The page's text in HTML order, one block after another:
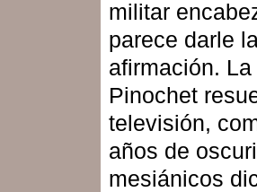
militar
parece darle
afirmación.
Pinochet
televisión,
años de
mesiánicos